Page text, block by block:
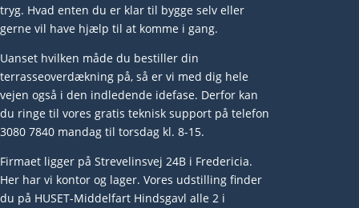
tryg. Hvad enten du er klar til bygge selv eller
gerne vil have hjælp til at komme i gang.
Uanset hvilken måde du bestiller din
terrasseoverdækning på, så er vi med dig hele
vejen også i den indledende idefase. Derfor kan
du ringe til vores gratis teknisk support på telefon
3080 7840 mandag til torsdag kl. 8-15.
Firmaet ligger på Strevelinsvej 24B i Fredericia.
Her har vi kontor og lager. Vores udstilling finder
du på HUSET-Middelfart Hindsgavl alle 2 i